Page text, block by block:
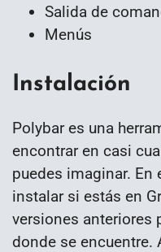
Salida de
Menús
Instalación
Polybar es una
encontrar en casi
puedes imaginar. En
instalar si estás en
versiones anteriores
donde se encuentre.